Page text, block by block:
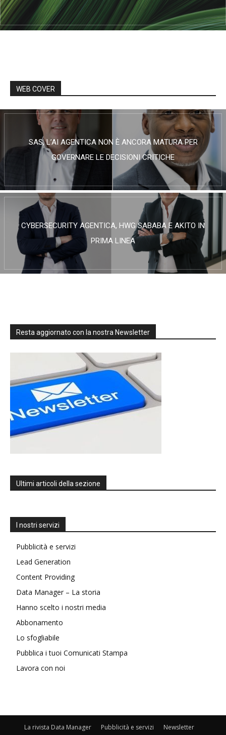
WEB COVER
SAS, L’AI AGENTICA NON È ANCORA MATURA PER
GOVERNARE LE DECISIONI CRITICHE
CYBERSECURITY AGENTICA, HWG SABABA E AKITO IN
PRIMA LINEA
Resta aggiornato con la nostra Newsletter
Ultimi articoli della sezione
I nostri servizi
Pubblicità e servizi
Lead Generation
Content Providing
Data Manager – La storia
Hanno scelto i nostri media
Abbonamento
Lo sfogliabile
Pubblica i tuoi Comunicati Stampa
Lavora con noi
La rivista Data Manager Pubblicità e servizi
Newsletter